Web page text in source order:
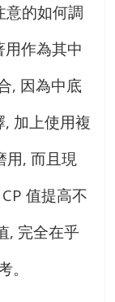
意的如何調
作為其中
, 因為中底
加上使用複
用, 而且現
值提高不
, 完全在乎
。